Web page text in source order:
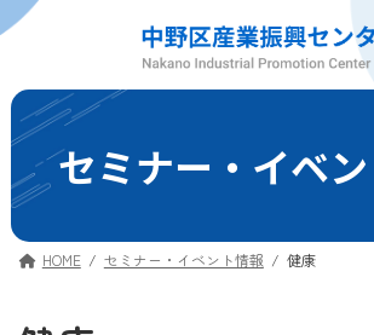
ン
ン
へ
ス
キ
ッ
ビ
ー
ョ
ン
に
移
セミナー・イベ
HOME セミナー・イベント情報 健康